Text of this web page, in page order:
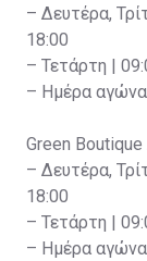
– Δευτέρα,
18:00
– Τετάρτη |
– Ημέρα
Green
– Δευτέρα,
18:00
– Τετάρτη |
– Ημέρα